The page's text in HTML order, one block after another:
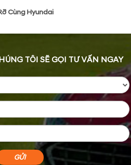
Cùng Hyundai
TÔI SẼ GỌI TƯ VẤN NGAY